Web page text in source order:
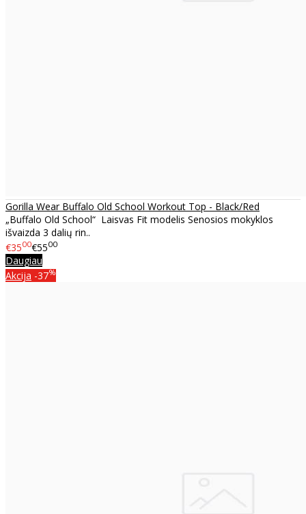
Gorilla Wear Buffalo Old School Workout Top - Black/Red
„Buffalo Old School“ Laisvas Fit modelis Senosios mokyklos
išvaizda 3 dalių rin..
€3500€5500
Daugiau
Akcija -37%